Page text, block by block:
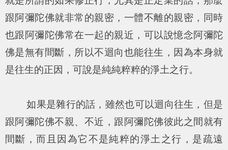
跟阿彌陀佛就非常的親密，一體不離的親密，同時
也跟阿彌陀佛常在一起的親近，可以說憶念阿彌陀
佛是無有間斷，所以不迴向也能往生，因為本身就
是往生的正因，可說是純純粹粹的淨土之行。
如果是雜行的話，雖然也可以迴向往生，但是
跟阿彌陀佛不親、不近，跟阿彌陀佛彼此之間就有
間斷，而且因為它不是純粹的淨土之行，是疏遠